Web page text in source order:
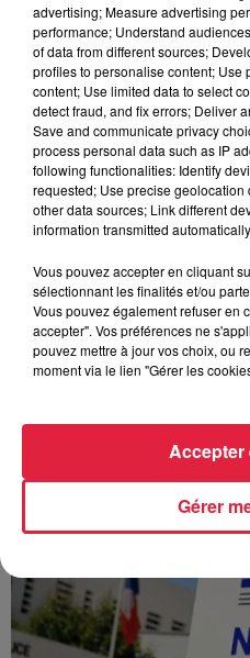
À Hoerdt, de l’eau
Depuis plusieurs jours, des
l’eau brune s’écouler de leurs
advertising; Measure advertising
performance; Understand
of data from different sources;
profiles to personalise content; Use
content; Use limited data to select
detect fraud, and fix errors; Deliver
Save and communicate privacy
process personal data such as IP
following functionalities: Identify
requested; Use precise
other data sources; Link different
information transmitted
Vous pouvez accepter en cliquant
sélectionnant les finalités et/ou
Vous pouvez également refuser en
accepter". Vos préférences ne
pouvez mettre à jour vos choix, ou
moment via le lien "Gérer les
Gérer
Accepter